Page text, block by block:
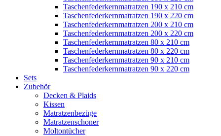
Taschenfederkernmatratzen 190 x 210 cm
Taschenfederkernmatratzen 190 x 220 cm
Taschenfederkernmatratzen 200 x 210 cm
Taschenfederkernmatratzen 200 x 220 cm
Taschenfederkernmatratzen 80 x 210 cm
Taschenfederkernmatratzen 80 x 220 cm
Taschenfederkernmatratzen 90 x 210 cm
Taschenfederkernmatratzen 90 x 220 cm
Sets
Zubehör
Decken & Plaids
Kissen
Matratzenbezüge
Matratzenschoner
Moltontücher